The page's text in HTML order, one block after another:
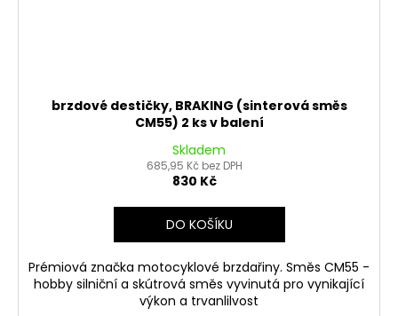
brzdové destičky, BRAKING (sinterová směs
CM55) 2 ks v balení
Skladem
685,95 Kč bez DPH
830 Kč
DO KOŠÍKU
Prémiová značka motocyklové brzdařiny. Směs CM55 -
hobby silniční a skútrová směs vyvinutá pro vynikající
výkon a trvanlilvost